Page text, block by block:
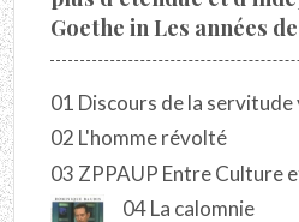
Goethe in Les années
01 Discours de la
02 L'homme révolté
03 ZPPAUP Entre Culture
04 La calomnie